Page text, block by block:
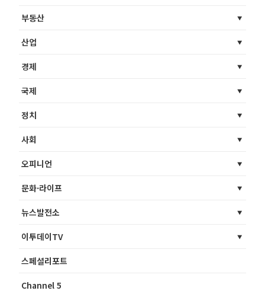
부동산
산업
경제
국제
정치
사회
오피니언
문화·라이프
뉴스발전소
이투데이TV
스페셜리포트
Channel 5